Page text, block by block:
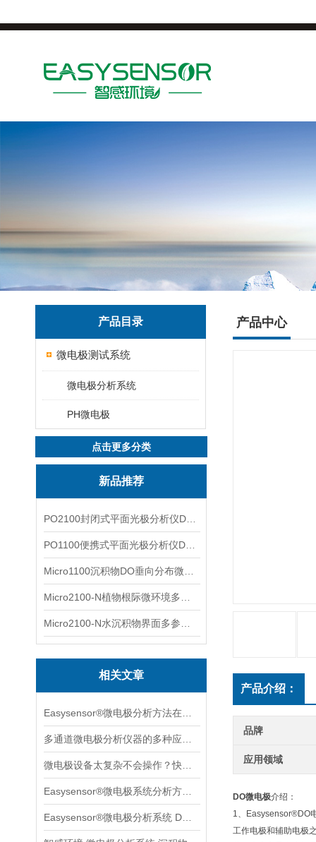
产品目录
微电极测试系统
微电极分析系统
PH微电极
点击更多分类
新品推荐
相关文章
产品中心
产品介绍：
品牌
应用领域
DO微电极介绍：
1、Easysensor®DO
工作电极和辅助电极